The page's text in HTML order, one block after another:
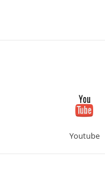
Youtube